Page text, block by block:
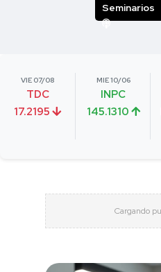
Seminarios
VIE 07/08
TDC
17.2195
MIE 10/06
INPC
145.1310